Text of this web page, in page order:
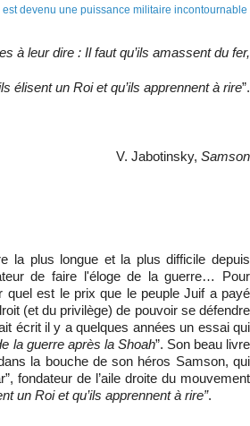
à leur dire : Il faut qu’ils amassent du fer,
élisent un Roi et qu’ils apprennent à rire”.
V. Jabotinsky, Samson
la plus longue et la plus difficile depuis
de faire l'éloge de la guerre… Pour
quel est le prix que le peuple Juif a payé
(et du privilège) de pouvoir se défendre
écrit il y a quelques années un essai qui
la guerre après la Shoah”. Son beau livre
la bouche de son héros Samson, qui
fondateur de l’aile droite du mouvement
un Roi et qu’ils apprennent à rire”.